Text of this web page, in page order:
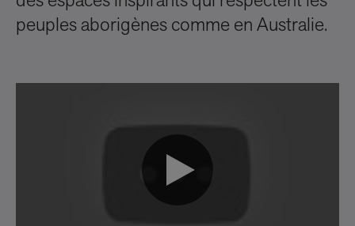
peuples aborigènes comme en Australie.